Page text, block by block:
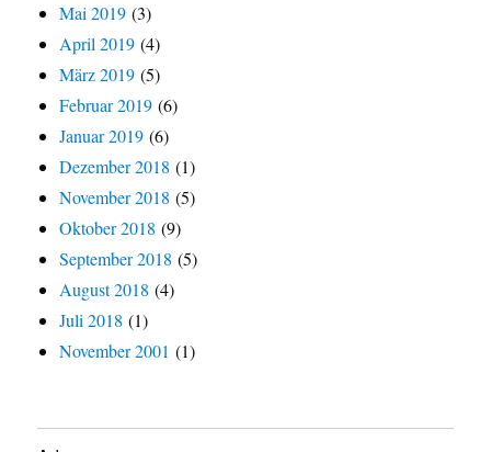
Mai 2019 (3)
April 2019 (4)
März 2019 (5)
Februar 2019 (6)
Januar 2019 (6)
Dezember 2018 (1)
November 2018 (5)
Oktober 2018 (9)
September 2018 (5)
August 2018 (4)
Juli 2018 (1)
November 2001 (1)